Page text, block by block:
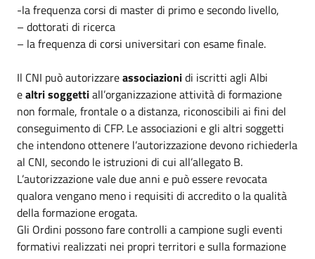
-la frequenza corsi di master di primo e secondo livello,
– dottorati di ricerca
– la frequenza di corsi universitari con esame finale.
Il CNI può autorizzareassociazionidi iscritti agli Albi
ealtri soggettiall’organizzazione attività di formazione
non formale, frontale o a distanza, riconoscibili ai fini del
conseguimento di CFP. Le associazioni e gli altri soggetti
che intendono ottenere l’autorizzazione devono richiederla
al CNI, secondo le istruzioni di cui all’allegato B.
L’autorizzazione vale due anni e può essere revocata
qualora vengano meno i requisiti di accredito o la qualità
della formazione erogata.
Gli Ordini possono fare controlli a campione sugli eventi
formativi realizzati nei propri territori e sulla formazione